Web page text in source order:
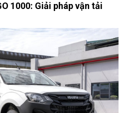
1000: Giải pháp vận tải